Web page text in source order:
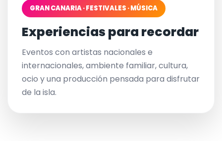
GRAN CANARIA · FESTIVALES · MÚSICA
Experiencias para recordar
Eventos con artistas nacionales e
internacionales, ambiente familiar, cultura,
ocio y una producción pensada para disfrutar
de la isla.